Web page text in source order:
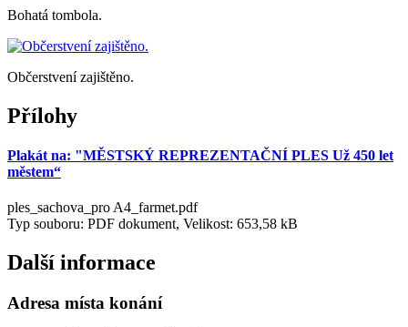
Bohatá tombola.
Občerstvení zajištěno.
Přílohy
Plakát na: "MĚSTSKÝ REPREZENTAČNÍ PLES Už 450 let
městem“
ples_sachova_pro A4_farmet.pdf
Typ souboru: PDF dokument, Velikost: 653,58 kB
Další informace
Adresa místa konání